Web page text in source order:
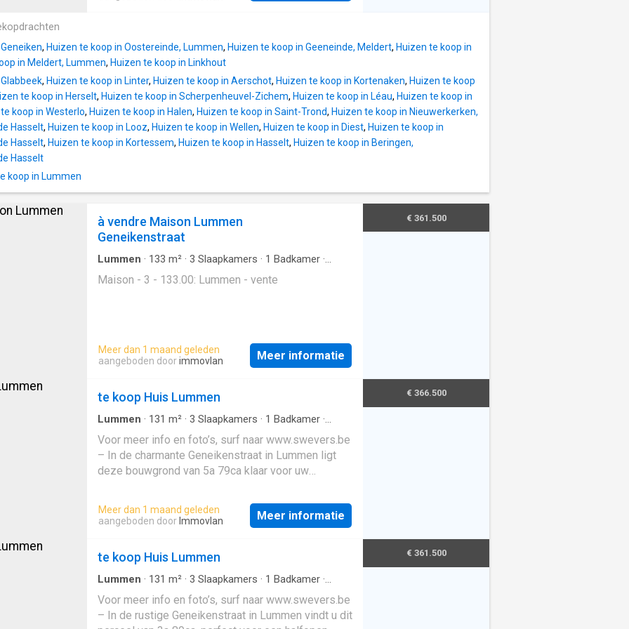
ontspannen. Casco aankoop is ook mogelijk. Voor
meer informatie, bel 011 255 155
energiezuinige woning? Denk aan vloerverwarming,
zonnepanelen, een warmtepomp en
ventilatiesysteem D. Creëer lichtrijke leefruimtes
met 3 slaapkamers, een moderne badkamer en een
open keuken. Dit alles biedt optimaal wooncomfort
voor het hele gezin. Het perceel en uw toekomstige
woning zijn beschikbaar vanaf 428.381 euro
255 155
, Huizen te koop in Oostereinde, Lummen, Huizen te koop in Geeneinde, Meldert, Huizen te koop in
in Meldert, Lummen, Huizen te koop in Linkhout
, Huizen te koop in Linter, Huizen te koop in Aerschot, Huizen te koop in Kortenaken, Huizen te koop
te koop in Herselt, Huizen te koop in Scherpenheuvel-Zichem, Huizen te koop in Léau, Huizen te koop in
koop in Westerlo, Huizen te koop in Halen, Huizen te koop in Saint-Trond, Huizen te koop in Nieuwerkerken,
Hasselt, Huizen te koop in Looz, Huizen te koop in Wellen, Huizen te koop in Diest, Huizen te koop in
Hasselt, Huizen te koop in Kortessem, Huizen te koop in Hasselt, Huizen te koop in Beringen,
Hasselt
koop in Lummen
à vendre Maison Lummen
Geneikenstraat
Lummen · 133 m² · 3 Slaapkamers · 1 Badkamer ·
Maison - 3 - 133.00: Lummen - vente
Meer dan 1 maand geleden
aangeboden doorimmovlan Meer informatie
€ 361.500
te koop Huis Lummen
Lummen · 131 m² · 3 Slaapkamers · 1 Badkamer ·
Geschakelde Woning
Voor meer info en foto’s, surf naar www.swevers.be
– In de charmante Geneikenstraat in Lummen ligt
deze bouwgrond van 5a 79ca klaar voor uw
oriëntatie geniet u van een zonnige tuin en een
perceelbreedte van 22,30 m. Hier kunt u een
duurzame, energiezuinige halfopen woning bouwen
zonnepanelen en ventilatiesysteem D. De locatie
biedt een perfecte balans tussen rust en
bereikbaarheid. Scholen, winkels en
ontspanningsmogelijkheden liggen vlakbij.
Bovendien zijn openbaar vervoer en de snelwegen
Meer dan 1 maand geleden
aangeboden door Immovlan Meer informatie
€ 366.500
te koop Huis Lummen
Lummen · 131 m² · 3 Slaapkamers · 1 Badkamer ·
Voor meer info en foto’s, surf naar www.swevers.be
– In de rustige Geneikenstraat in Lummen vindt u dit
€ 361.500